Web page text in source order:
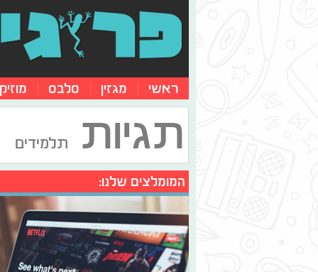
ראשי מגזין סלבס
תגיות תלמידים
המומלצים שלנו: